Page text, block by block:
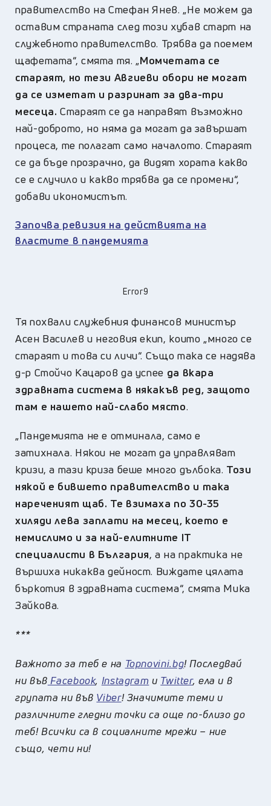
правителство на Стефан Янев. „Не можем да
оставим страната след този хубав старт на
служебното правителство. Трябва да поемем
щафетата“, смята тя. „Момчетата се
стараят, но тези Авгиеви обори не могат
да се изметат и разринат за два-три
месеца. Стараят се да направят възможно
най-доброто, но няма да могат да завършат
процеса, те полагат само началото. Стараят
се да бъде прозрачно, да видят хората какво
се е случило и какво трябва да се промени“,
добави икономистът.
Започва ревизия на действията на
властите в пандемията
Error9
Тя похвали служебния финансов министър
Асен Василев и неговия екип, които „много се
стараят и това си личи“. Също така се надява
д-р Стойчо Кацаров да успее да вкара
здравната система в някакъв ред, защото
там е нашето най-слабо място.
„Пандемията не е отминала, само е
затихнала. Някои не могат да управляват
кризи, а тази криза беше много дълбока. Този
някой е бившето правителство и така
нареченият щаб. Те взимаха по 30-35
хиляди лева заплати на месец, което е
немислимо и за най-елитните IT
специалисти в България, а на практика не
вършиха никаква дейност. Виждате цялата
бъркотия в здравната система“, смята Мика
Зайкова.
***
Важното за теб е на Topnovini.bg! Последвай
ни във Facebook, Instagram и Twitter, ела и в
групата ни във Viber! Значимите теми и
различните гледни точки са още по-близо до
теб! Всички са в социалните мрежи – ние
също, чети ни!